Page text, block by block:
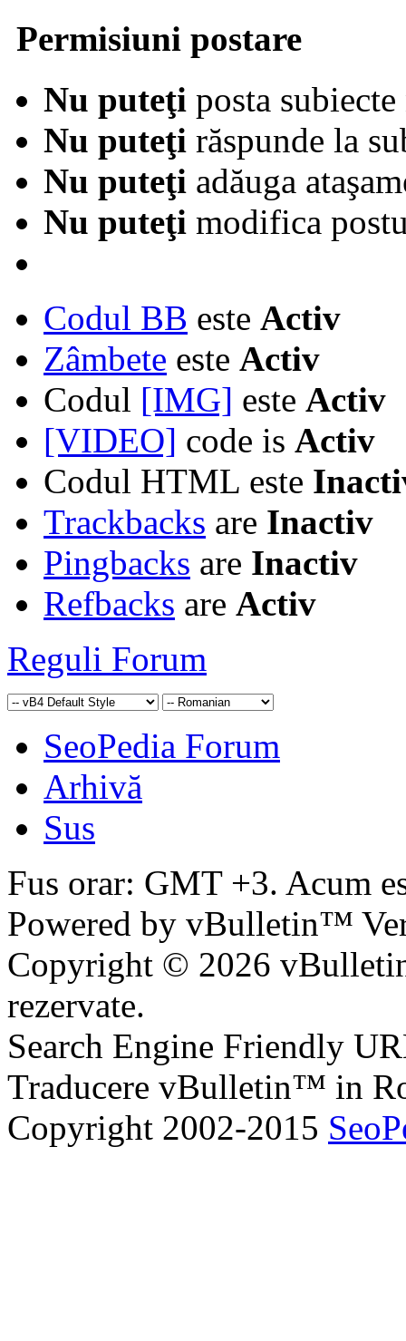
Permisiuni postare
Nu puteţi posta
Nu puteţi răspunde la
Nu puteţi adăuga
Nu puteţi modifica
Codul BB este Activ
Zâmbete este Activ
Codul [IMG] este Activ
[VIDEO] code is Activ
Codul HTML este
Trackbacks are Inactiv
Pingbacks are Inactiv
Refbacks are Activ
Reguli Forum
SeoPedia Forum
Arhivă
Sus
Fus orar: GMT +3. Acum
Powered by vBulletin™
Copyright © 2026
rezervate.
Search Engine Friendly
Traducere vBulletin™ in
Copyright 2002-2015